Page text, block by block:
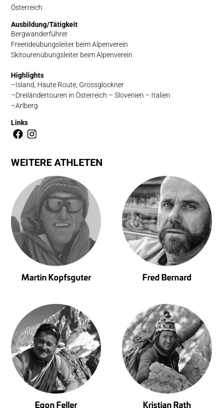
Österreich
Ausbildung/Tätigkeit
Bergwanderführer
Freerideübungsleiter beim Alpenverein
Skitourenübungsleiter beim Alpenverein
Highlights
Island, Haute Route, Grossglockner
Dreiländertouren in Österreich – Slovenien – Italien
Arlberg
Links
WEITERE ATHLETEN
Martin Kopfsguter Fred Bernard
Egon Feller Kristian Rath